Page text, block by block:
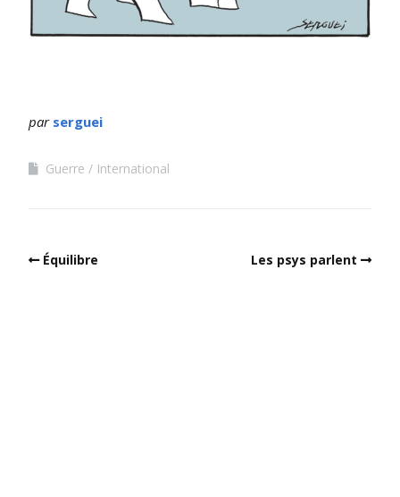
par serguei
Guerre International
Équilibre Les psys parlent